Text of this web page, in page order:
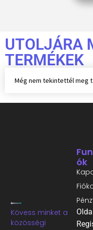
UTOLJÁRA
TERMÉKEK
Még nem tekintettél meg
Kövess minket a
közösségi
Ók